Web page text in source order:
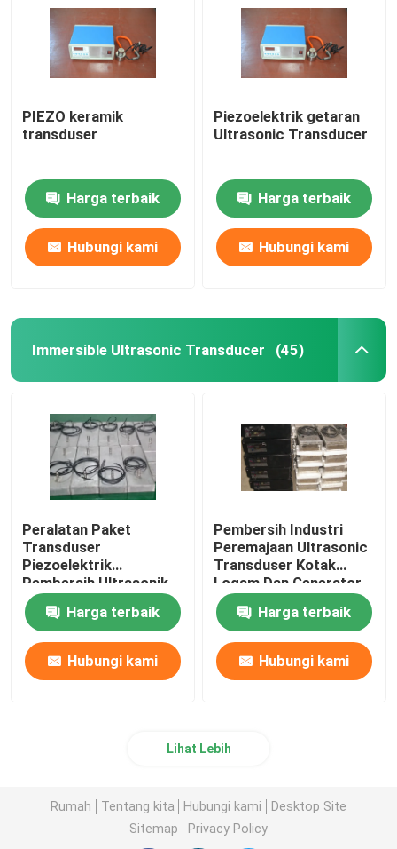
PIEZO keramik
transduser
Harga terbaik
Hubungi kami
Piezoelektrik getaran
Ultrasonic Transducer
Harga terbaik
Hubungi kami
Immersible Ultrasonic Transducer (45)
Peralatan Paket
Transduser
Piezoelektrik
Pembersih Ultrasonik
Immersible 2kw
Harga terbaik
Hubungi kami
Pembersih Industri
Peremajaan Ultrasonic
Transduser Kotak
Logam Dan Generator
Harga terbaik
Hubungi kami
Lihat Lebih
Rumah Tentang kita Hubungi kami
Desktop Site
Sitemap
Privacy Policy